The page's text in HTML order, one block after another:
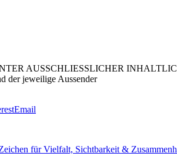
AUSSCHLIESSLICHER
der jeweilige Aussender
Email
für Vielfalt, Sichtbarkeit &